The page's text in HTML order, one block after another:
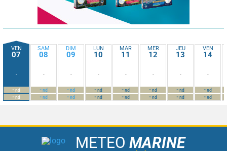
VEN
07
-
-nd
-nd
SAM
08
-
-nd
-nd
DIM
09
-
-nd
-nd
LUN
10
-
-nd
-nd
MAR
11
-
-nd
-nd
MER
12
-
-nd
-nd
JEU
13
-
-nd
-nd
VEN
14
-
-nd
-nd
METEO MARINE